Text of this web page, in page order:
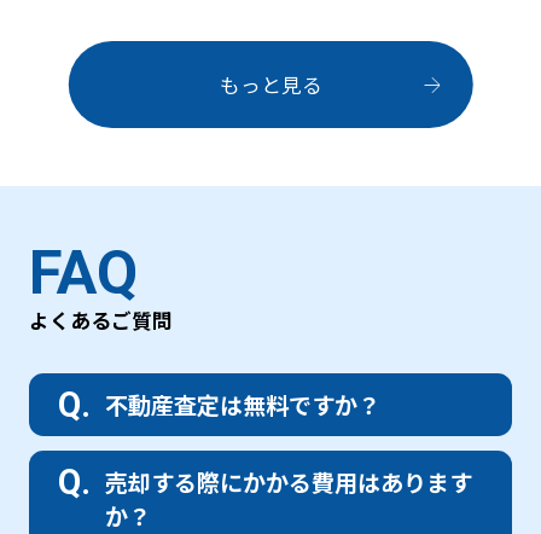
もっと見る
FAQ
よくあるご質問
不動産査定は無料ですか？
売却する際にかかる費用はあります
か？